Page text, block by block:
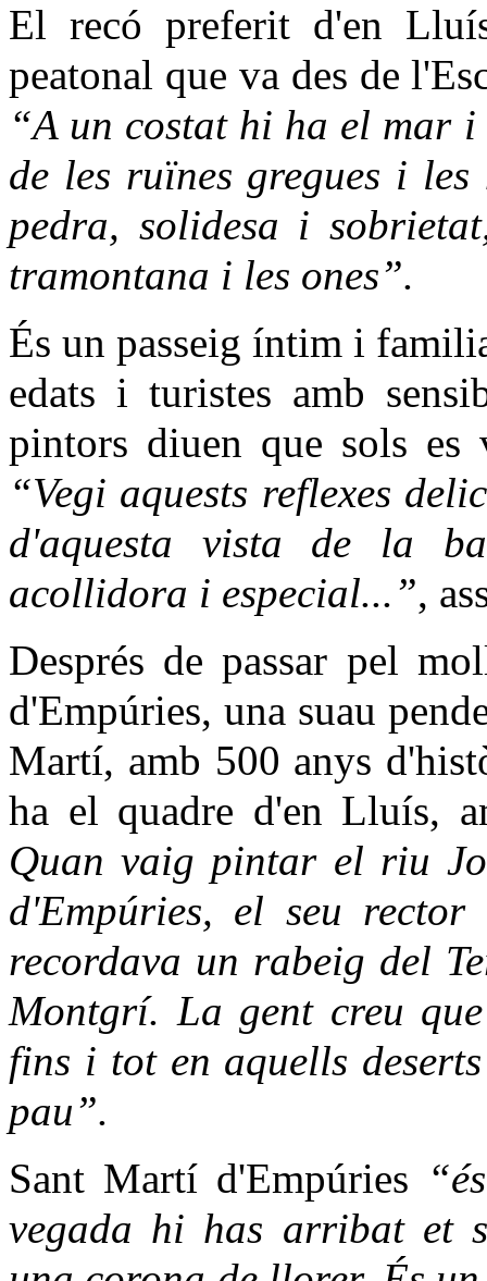
El recó preferit d'en
peatonal que va des de
“A un costat hi ha el mar
de les ruïnes gregues i
pedra, solidesa i
tramontana i les ones”.
És un passeig íntim i
edats i turistes amb
pintors diuen que sols es
“Vegi aquests reflexes
d'aquesta vista de la
acollidora i especial...”,
Després de passar pel
d'Empúries, una suau
Martí, amb 500 anys
ha el quadre d'en Lluís,
Quan vaig pintar el riu
d'Empúries, el seu
recordava un rabeig del
Montgrí. La gent creu
fins i tot en aquells
pau”.
Sant Martí d'Empúries
vegada hi has arribat et